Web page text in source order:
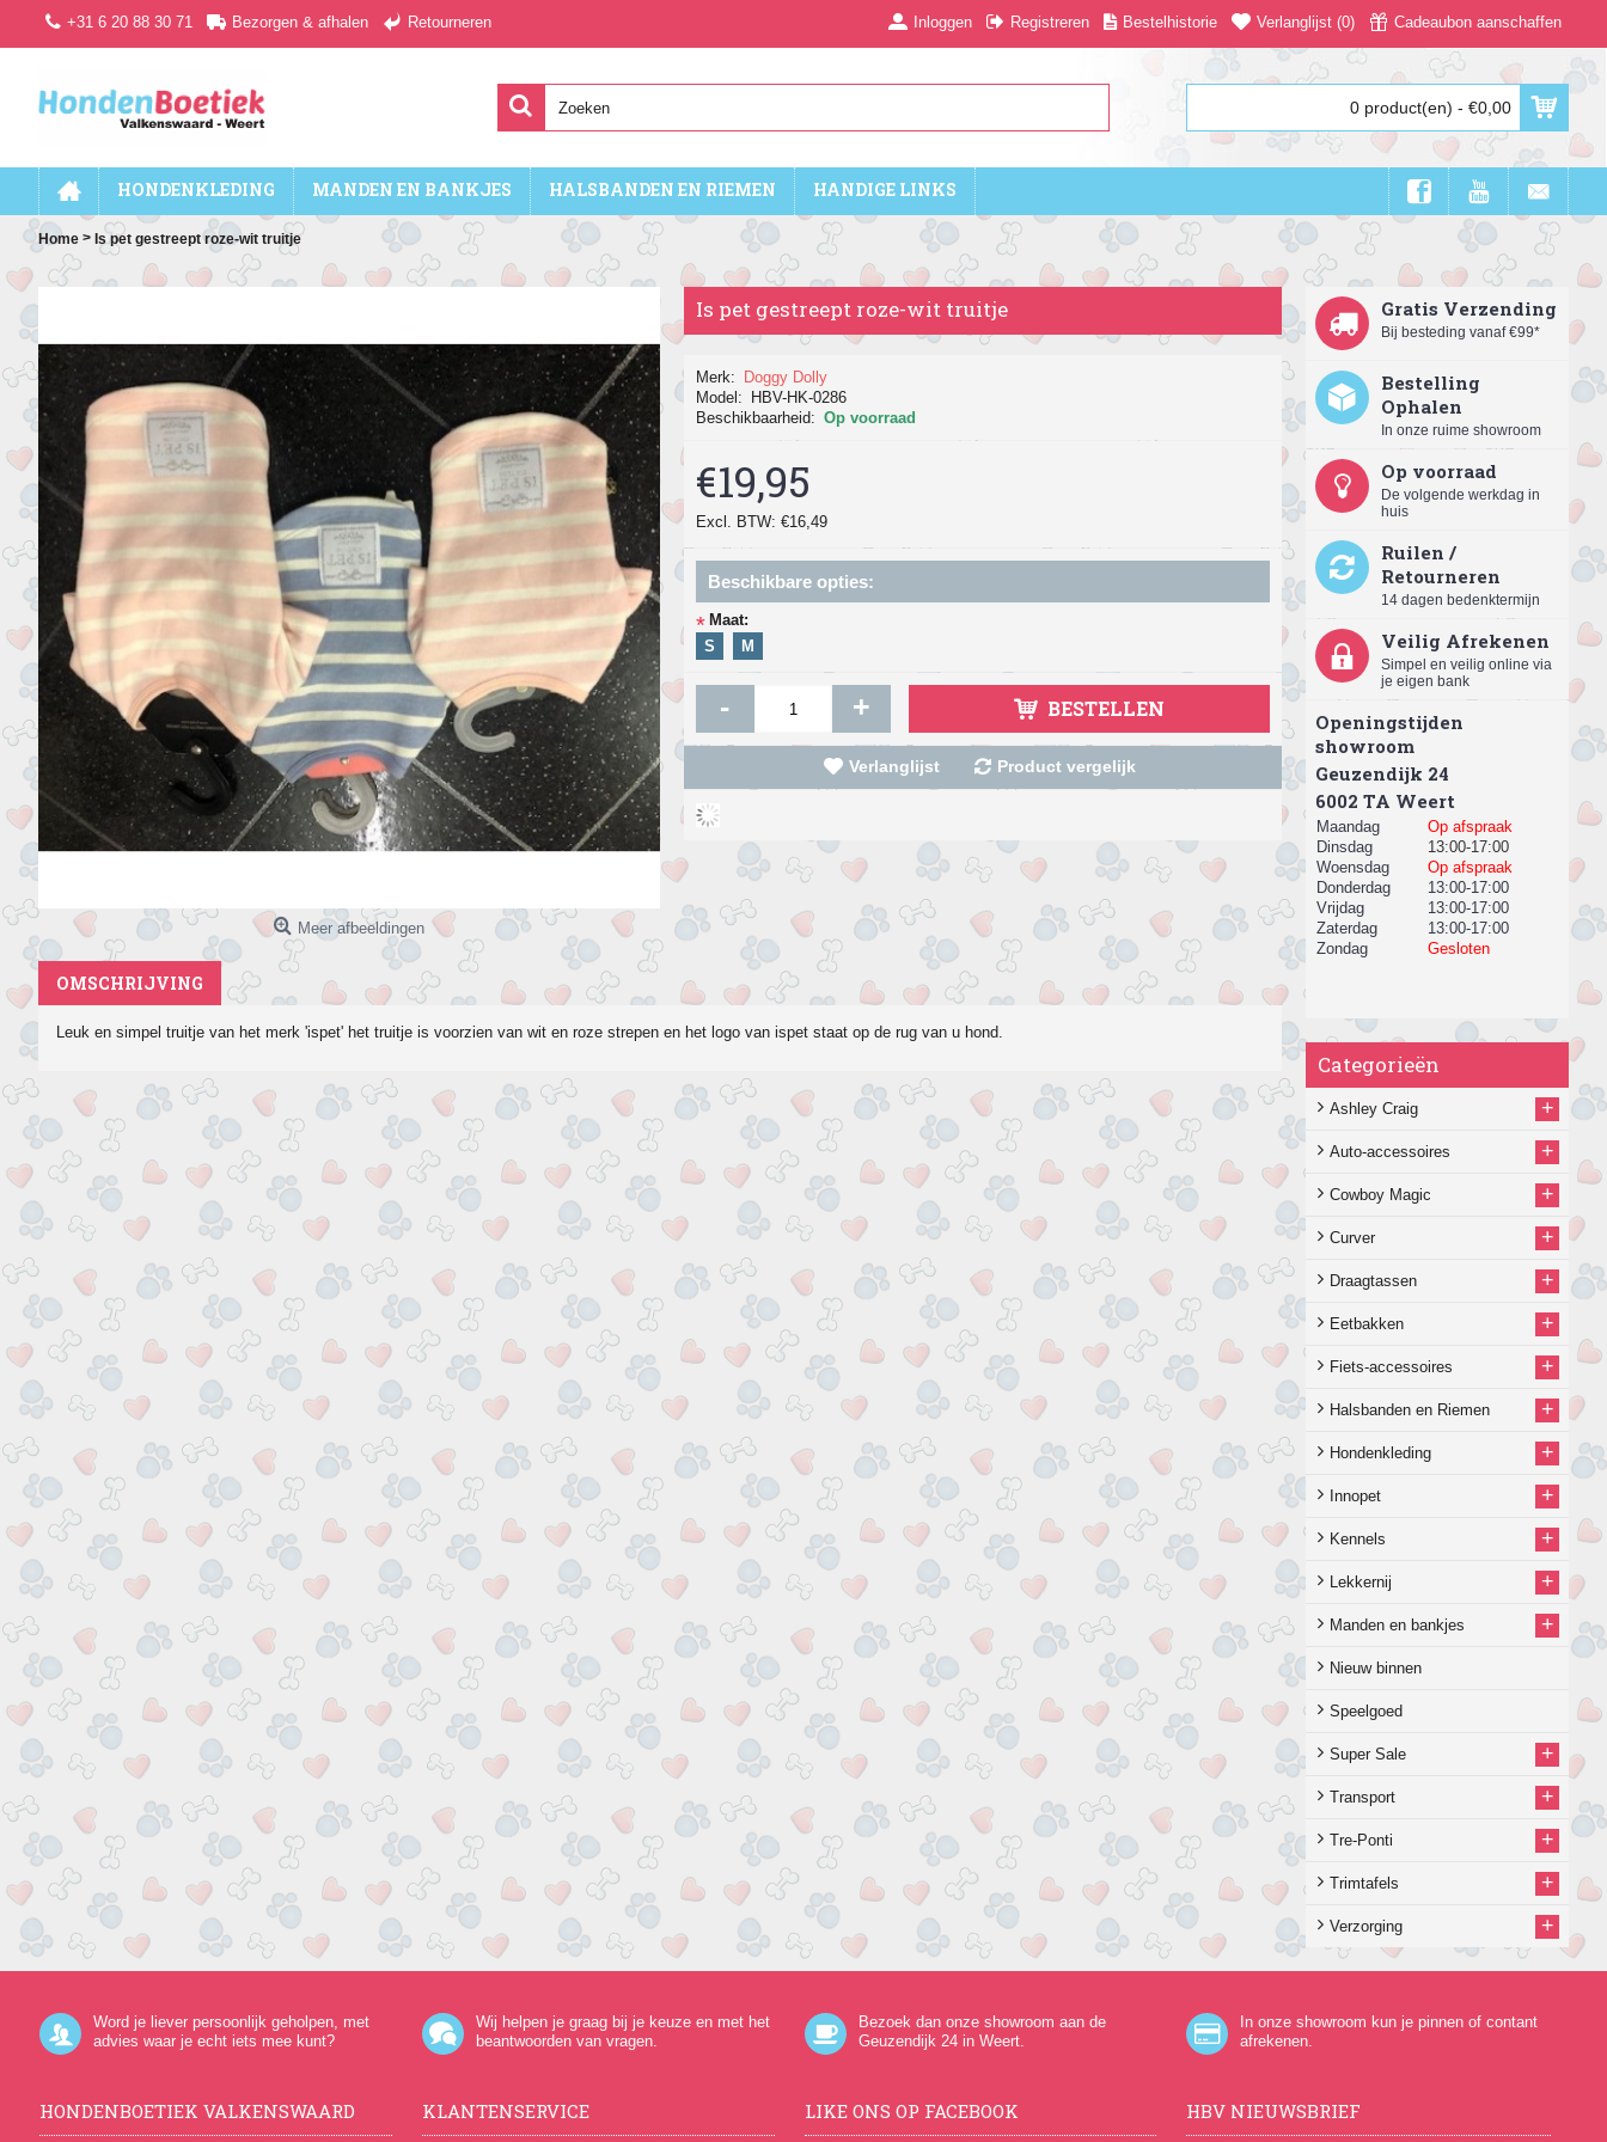
+31 6 20 88 30 71 Bezorgen & afhalen Retourneren Inloggen Registreren Bestelhistorie Verlanglijst (0) Cadeaubon aanschaffen
0 product(en) - €0,00
HONDENKLEDING MANDEN EN BANKJES HALSBANDEN EN RIEMEN HANDIGE LINKS
Home > Is pet gestreept roze-wit truitje
Gratis Verzending
Bij besteding vanaf €99*
Bestelling
Ophalen
In onze ruime showroom
Op voorraad
De volgende werkdag in
huis
Ruilen /
Retourneren
14 dagen bedenktermijn
Veilig Afrekenen
Simpel en veilig online via
je eigen bank
Openingstijden
showroom
Geuzendijk 24
​6002 TA Weert
Maandag
Op afspraak
Dinsdag
13:00-17:00
Woensdag
Op afspraak
Donderdag
13:00-17:00
Vrijdag
13:00-17:00
Zaterdag
13:00-17:00
Zondag
Gesloten
Categorieën
Ashley Craig +
Auto-accessoires +
Cowboy Magic +
Curver +
Draagtassen +
Eetbakken +
Fiets-accessoires +
Halsbanden en Riemen +
Hondenkleding +
Innopet +
Kennels +
Lekkernij +
Manden en bankjes +
Nieuw binnen
Speelgoed
Super Sale +
Transport +
Tre-Ponti +
Trimtafels +
Verzorging +
Meer afbeeldingen
Is pet gestreept roze-wit truitje
Merk:
Doggy Dolly
Model:
HBV-HK-0286
Beschikbaarheid: Op voorraad
€19,95
Excl. BTW: €16,49
Beschikbare opties:
* Maat:
S
M
- + BESTELLEN
Verlanglijst Product vergelijk
OMSCHRIJVING
Leuk en simpel truitje van het merk 'ispet' het truitje is voorzien van wit en roze strepen en het logo van ispet staat op de rug van u hond.
Word je liever persoonlijk geholpen, met
advies waar je echt iets mee kunt?
Wij helpen je graag bij je keuze en met het
beantwoorden van vragen.
Bezoek dan onze showroom aan de
Geuzendijk 24in Weert.
In onze showroom kun je pinnen of contant
afrekenen.
HONDENBOETIEK VALKENSWAARD KLANTENSERVICE LIKE ONS OP FACEBOOK HBV NIEUWSBRIEF